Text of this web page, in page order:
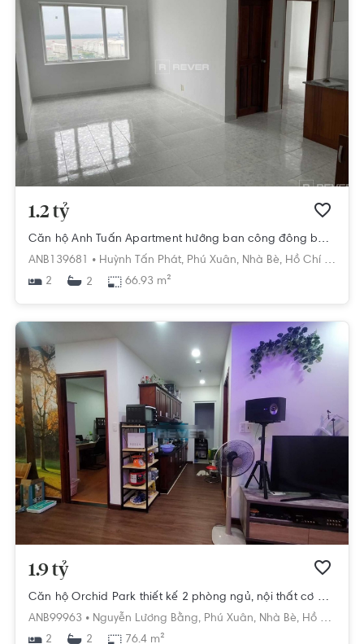
1.2 tỷ
Căn hộ Anh Tuấn Apartment hướng ban công đông bắc nội thất cơ bản diện tích 66.93m².
ANB139681 • Huỳnh Tấn Phát, Phú Xuân, Nhà Bè, Hồ Chí Minh
2
2 66.93 m²
1.9 tỷ
Căn hộ Orchid Park thiết kế 2 phòng ngủ, nội thất cơ bản.
ANB99963 • Nguyễn Lương Bằng, Phú Xuân, Nhà Bè, Hồ Chí Minh
2
2 76.4 m²